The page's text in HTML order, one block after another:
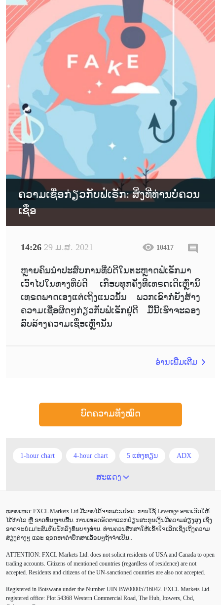
ຄວາມເຊື່ອກ່ຽວກັບຟໍເຣັກ: ສິ່ງທີ່ທ່ານບໍ່ຄວນ
ເຊື່ອ
14:26 29 ມ.ສ. 2021 10417
ຫຼາຍຄົນນຳປະສົບການທີ່ບໍ່ດີໃນຕະຫຼາດຟໍເຣັກມາ
ເວົ້າໄປໃນທາງທີ່ບໍ່ດີ ເກືອບທຸກຄັ້ງທີີ່ເທຣດເດີເຫຼົ່ານີ້
ເທຣດພາດເອງແຕ່ເຖິງແນວນັ້ນ ພວກເຂົາກໍ່ຍັງສ້າງ
ຄວາມເຊື່ອຜິດໆກ່ຽວກັບຟໍເຣັກຢູ່ດີ ມື້ນີ້ເຮົາຈະລອງ
ລົບລ້າງຄວາມເຊື່ອເຫຼົ່ານັ້ນ
ອ່ານເພີ່ມເຕີມ
ບົດຄວາມທັງໝົດ
1-hour chart 4-hour chart 5 ແທ່ງທຽນ ADX
Alexander Elder
Buy Stop CAD CHF COVID-19 CPI
Canadian dollar Charles Dow
Chinese Yuan Correlation Matrix D1 DailyFX
Default mode network Doji EA EA ເຊີງລຸກ
ECB ECN EMA EUR EUR/AUD
ສະແດງ
ໝາຍເຫດ: FXCL Markets Ltd.ມີລາຍໄດ້ຈາກສະເປຣດ. ການໃຊ້ Leverage ອາດເຮັດໃຫ້
ໄດ້ກຳໄລ ຫຼື ຂາດທຶນຫຼາຍຂື້ນ. ການເທຣດອັດຕາແລກປ່ຽນສະກຸນເງິນມີຄວາມສ່ຽງສູງ ເຊິ່ງ
ອາດຈະບໍ່ເມ!ະສົມກັບນັກລົງທຶນບາງທ່ານ. ທ່ານຄວນສຶກສາໃຫ້ເຂົ້າໃຈເລິກເຊິ່ງເຖິງຄວາມ
ສ່ຽງຕ່າງໆ ແລະ ຊອກຫາຄຳປຶກສາເລື້ອຍໆຖ້າຈຳເປັນ..
ATTENTION: FXCL Markets Ltd. does not solicit residents of USA and Canada to open
trading accounts. Citizens of mentioned countries (regardless of residence) are not
accepted. Residents and citizens of the UN-sanctioned countries are also not accepted.
Registered in Botswana under the Number UIN BW00005716042. FXCL Markets Ltd.
registered office: Plot 54368 Western Commercial Road, The Hub, Itowers, Cbd,